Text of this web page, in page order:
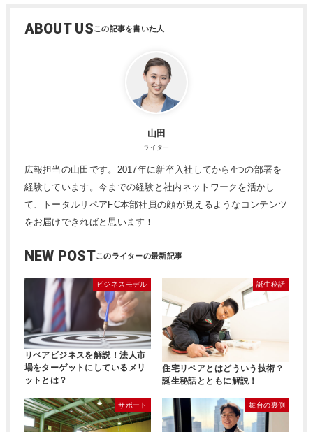
ABOUT US
山田
ライター
広報担当の山田です。2017年に新卒入社してから4つの部署を
経験しています。今までの経験と社内ネットワークを活かし
て、トータルリペアFC本部社員の顔が見えるようなコンテンツ
をお届けできればと思います！
NEW POST
ビジネスモデル
リペアビジネスを解説！法人市
場をターゲットにしているメリ
ットとは？
誕生秘話
住宅リペアとはどういう技術？
誕生秘話とともに解説！
サポート 舞台の裏側